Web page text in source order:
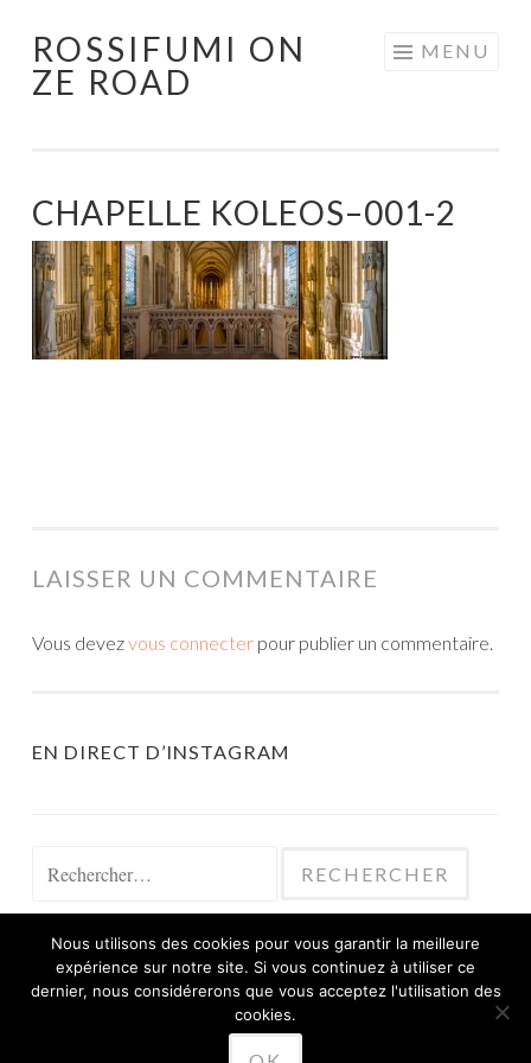
Aller
au
ROSSIFUMI ON
ZE ROAD
MENU
CHAPELLE KOLEOS–001-2
LAISSER UN COMMENTAIRE
Vous devezvous connecter pour publier un commentaire.
EN DIRECT D’INSTAGRAM
FIÈREMENT PROPULSÉ PAR WORDPRESS
Nous utilisons des cookies pour vous garantir la meilleure
expérience sur notre site. Si vous continuez à utiliser ce
dernier, nous considérerons que vous acceptez l'utilisation des
cookies.